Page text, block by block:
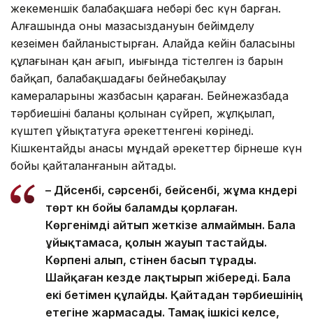
жекеменшік балабақшаға небәрі бес күн барған.
Алғашында оның мазасыздануын бейімделу
кезеңімен байланыстырған. Алайда кейін баласының
құлағынан қан ағып, иығында тістелген із барын
байқап, балабақшадағы бейнебақылау
камераларының жазбасын қараған. Бейнежазбада
тәрбиешінің баланы қолынан сүйреп, жұлқылап,
күштеп ұйықтатуға әрекеттенгені көрінеді.
Кішкентайдың анасы мұндай әрекеттер бірнеше күн
бойы қайталанғанын айтады.
– Дүйсенбі, сәрсенбі, бейсенбі, жұма күндері
төрт күн бойы баламды қорлаған.
Көргенімді айтып жеткізе алмаймын. Бала
ұйықтамаса, қолын жауып тастайды.
Көрпені алып, үстінен басып тұрады.
Шайқаған кезде лақтырып жібереді. Бала
екі бетімен құлайды. Қайтадан тәрбиешінің
етегіне жармасады. Тамақ ішкісі келсе,